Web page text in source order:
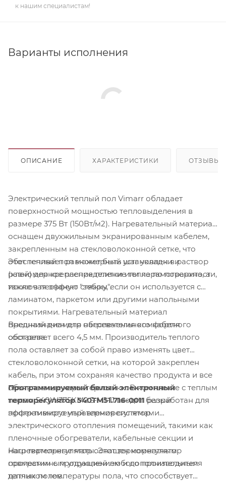
к нашим специалистам!
Варианты исполнения
ОПИСАНИЕ ХАРАКТЕРИСТИКИ ОТЗЫВЫ
Электрический теплый пол Vimarr обладает
поверхностной мощностью тепловыделения в
размере 375 Вт (150Вт/м2). Нагревательный материал
оснащен двухжильным экранированным кабелем,
закрепленным на стекловолоконной сетке, что
обеспечивает равномерный шаг укладки и
равномерное распределение тепла по поверхности,
исключая эффект "зебры".
Этот теплый пол может быть установлен в раствор
(клей) для крепления плитки или керамогранита, а
также в песчаную стяжку, если он используется с
ламинатом, паркетом или другими напольными
покрытиями. Нагревательный материал
предназначен для обеспечения комфортного
обогрева.
Внешний диаметр нагревательного кабеля
составляет всего 4,5 мм. Производитель теплого
пола оставляет за собой право изменять цвет
стекловолоконной сетки, на которой закреплен
кабель, при этом сохраняя качество продукта и все
объявленные характеристики. В комплекте с теплым
полом 540W375KM2.5-M1-11 входит белый
программируемый терморегулятор.
Программируемый белый электронный
терморегулятор 540TM51.716-0011 разработан для
эффективного управления системами
электрического отопления помещений, такими как
пленочные обогреватели, кабельные секции и
нагревательные маты. Этот терморегулятор
совместим с продукцией любого производителя
теплых полов.
Наш терморегулятор оснащен комнатным
программным управлением и дополнительным
датчиком температуры пола, что способствует